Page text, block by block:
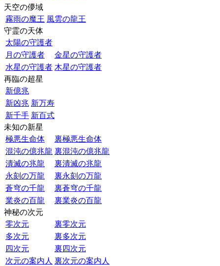
天空の儚域
霧雨の魔王 風雲の龍王
守霊の天体
太陽の守護者
月の守護者
金星の守護者
水星の守護者 木星の守護者
再臨の超星
新億兆
新凶兆 新万寿
新千手 新百式
未知の新星
極悪生命体
裏極悪生命体
混沌の億兆龍 裏混沌の億兆龍
潰滅の兆龍
裏潰滅の兆龍
永刻の万龍
裏永刻の万龍
蒼穹の千龍
裏蒼穹の千龍
業炎の百龍
裏業炎の百龍
神秘の次元
零次元
裏零次元
多次元
裏多次元
四次元
裏四次元
次元の案内人 裏次元の案内人